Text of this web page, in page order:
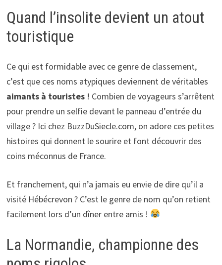
Quand l’insolite devient un atout
touristique
Ce qui est formidable avec ce genre de classement,
c’est que ces noms atypiques deviennent de véritables
aimants à touristes! Combien de voyageurs s’arrêtent
pour prendre un selfie devant le panneau d’entrée du
village ? Ici chez BuzzDuSiecle.com, on adore ces petites
histoires qui donnent le sourire et font découvrir des
coins méconnus de France.
Et franchement, qui n’a jamais eu envie de dire qu’il a
visité Hébécrevon ? C’est le genre de nom qu’on retient
facilement lors d’un dîner entre amis !
La Normandie, championne des